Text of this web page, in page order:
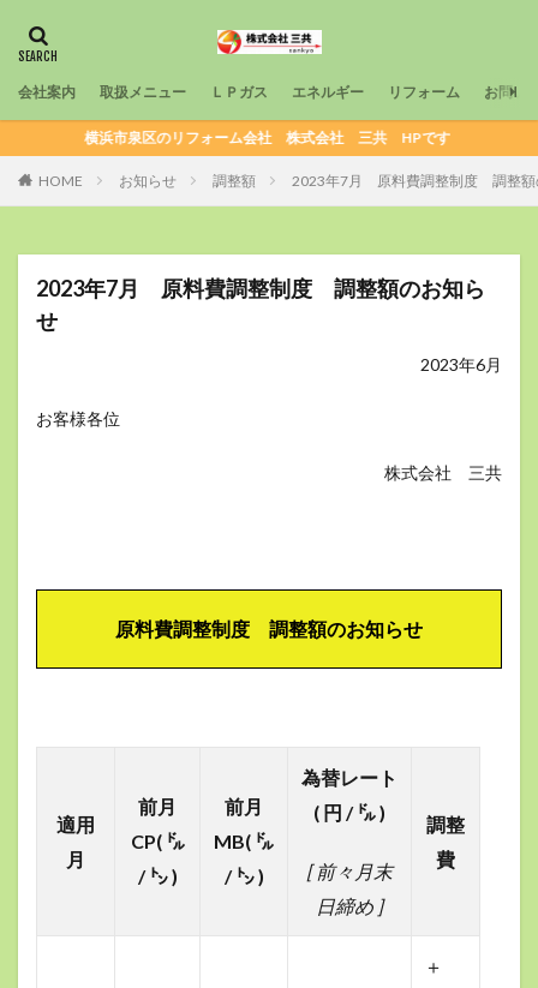
会社案内 取扱メニュー ＬＰガス エネルギー リフォーム お問い
横浜市泉区のリフォーム会社 株式会社 三共 HPです
HOME お知らせ 調整額 2023年7月 原料費調整制度 調整額
2023年7月 原料費調整制度 調整額のお知ら
せ
2023年6月
お客様各位
株式会社 三共
原料費調整制度 調整額のお知らせ
適用
月
前月
CP( ㌦
/ ㌧ )
前月
MB( ㌦
/ ㌧ )
為替レート
( 円 / ㌦ )
[ 前々月末
日締め ]
調整
費
＋
検索